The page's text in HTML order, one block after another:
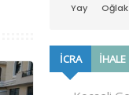
Yay Oğlak